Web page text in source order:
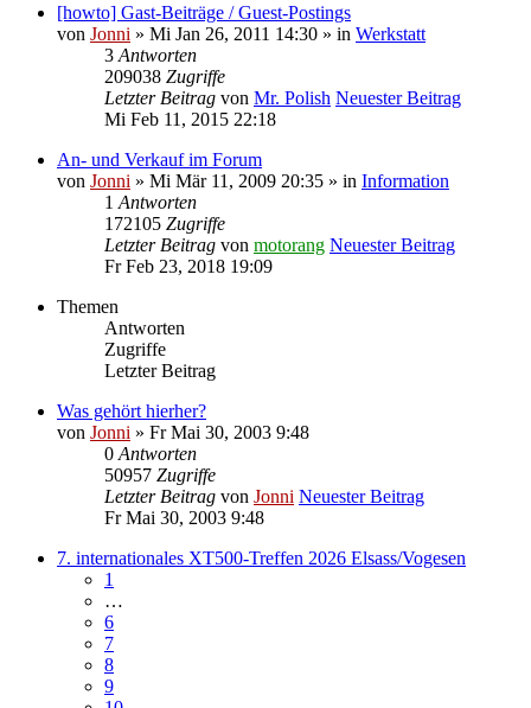
[howto] Gast-Beiträge / Guest-Postings
von Jonni » Mi Jan 26, 2011 14:30 » in Werkstatt
3 Antworten
209038 Zugriffe
Letzter Beitrag von Mr. Polish Neuester Beitrag
Mi Feb 11, 2015 22:18
An- und Verkauf im Forum
von Jonni » Mi Mär 11, 2009 20:35 » in Information
1 Antworten
172105 Zugriffe
Letzter Beitrag von motorang Neuester Beitrag
Fr Feb 23, 2018 19:09
Themen
Antworten
Zugriffe
Letzter Beitrag
Was gehört hierher?
von Jonni » Fr Mai 30, 2003 9:48
0 Antworten
50957 Zugriffe
Letzter Beitrag von Jonni Neuester Beitrag
Fr Mai 30, 2003 9:48
7. internationales XT500-Treffen 2026 Elsass/Vogesen
1
…
6
7
8
9